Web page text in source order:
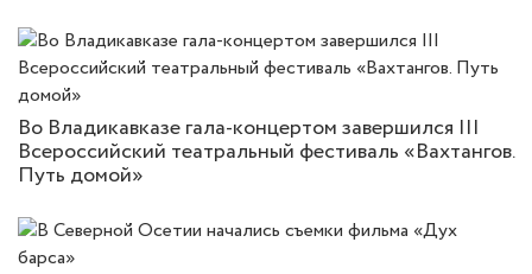
Во Владикавказе гала-концертом завершился III
Всероссийский театральный фестиваль «Вахтангов.
Путь домой»